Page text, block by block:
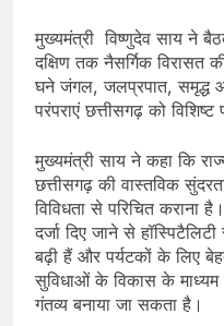
मुख्यमंत्री विष्णुदेव साय ने
दक्षिण तक नैसर्गिक विरासत
घने जंगल, जलप्रपात, समृद्ध
परंपराएं छत्तीसगढ़ को
मुख्यमंत्री साय ने कहा कि
छत्तीसगढ़ की वास्तविक
विविधता से परिचित कराना
दर्जा दिए जाने से
बढ़ी हैं और पर्यटकों के लिए
सुविधाओं के विकास के
गंतव्य बनाया जा सकता है।